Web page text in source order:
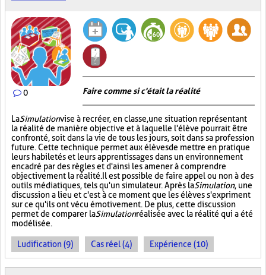
0 Faire comme si c'était la réalité
LaSimulationvise à recréer, en classe, une situation représentant
la réalité de manière objective et à laquelle l'élève pourrait être
confronté, soit dans la vie de tous les jours, soit dans sa profession
future. Cette technique permet aux élèves de mettre en pratique
leurs habiletés et leurs apprentissages dans un environnement
encadré par des règles et d'ainsi les amener à comprendre
objectivement la réalité. Il est possible de faire appel ou non à des
outils médiatiques, tels qu'un simulateur. Après laSimulation, une
discussion a lieu et c'est à ce moment que les élèves s'expriment
sur ce qu'ils ont vécu émotivement. De plus, cette discussion
permet de comparer laSimulationréalisée avec la réalité qui a été
modélisée.
Ludification (9) Cas réel (4) Expérience (10)